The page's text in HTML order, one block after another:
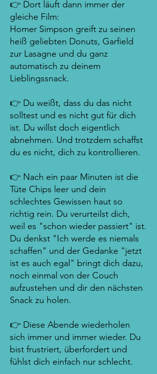
👉 Dort läuft dann immer der
gleiche Film:
Homer Simpson greift zu seinen
heiß geliebten Donuts, Garfield
zur Lasagne und du ganz
automatisch zu deinem
Lieblingssnack.
👉 Du weißt, dass du das nicht
solltest und es nicht gut für dich
ist. Du willst doch eigentlich
abnehmen. Und trotzdem schaffst
du es nicht, dich zu kontrollieren.
👉 Nach ein paar Minuten ist die
Tüte Chips leer und dein
schlechtes Gewissen haut so
richtig rein.​ Du verurteilst dich,
weil es "schon wieder passiert" ist.
Du denkst "Ich werde es niemals
schaffen" und der Gedanke "jetzt
ist es auch egal" bringt dich dazu,
noch einmal von der Couch
aufzustehen und dir den nächsten
Snack zu holen.
👉 Diese Abende wiederholen
sich immer und immer wieder. Du
bist frustriert, überfordert und
fühlst dich einfach nur schlecht.